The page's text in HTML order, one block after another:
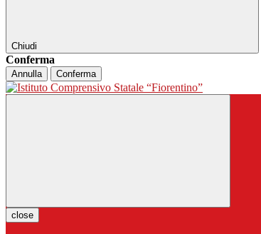
Chiudi
Conferma
Annulla Conferma
close